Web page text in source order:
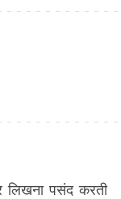
लिखना पसंद करती